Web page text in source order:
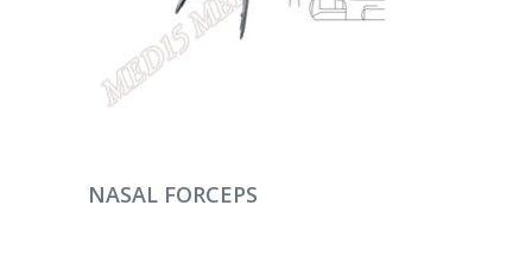
DEVAMINI OKU
NASAL FORCEPS